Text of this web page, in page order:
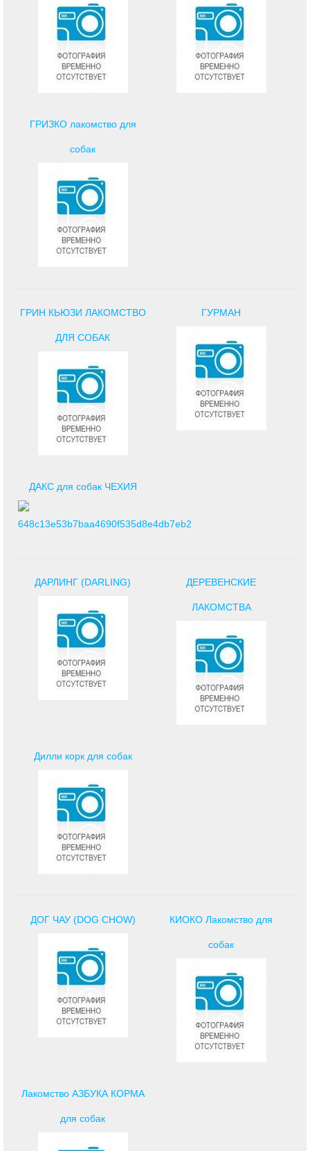
ГРИЗКО лакомство для
собак
ГРИН КЬЮЗИ ЛАКОМСТВО
ДЛЯ СОБАК
ГУРМАН
ДАКС для собак ЧЕХИЯ
ДАРЛИНГ (DARLING) ДЕРЕВЕНСКИЕ
ЛАКОМСТВА
Дилли корк для собак
ДОГ ЧАУ (DOG CHOW) КИОКО Лакомство для
собак
Лакомство АЗБУКА КОРМА
для собак